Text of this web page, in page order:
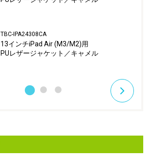
TBC-IPA24308CA
13インチiPad Air (M3/M2)用
PUレザージャケット／キャメル